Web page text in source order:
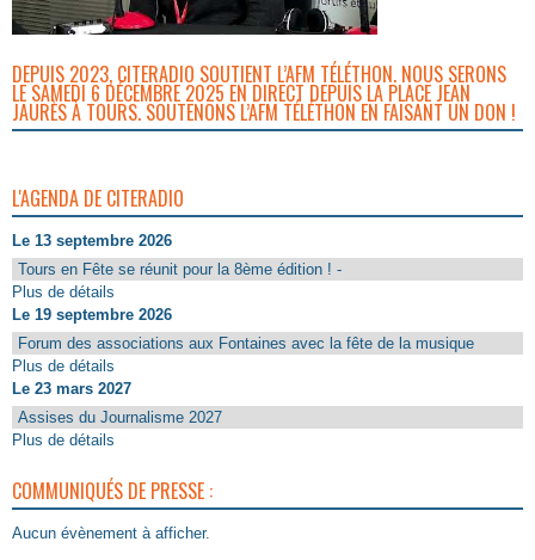
DEPUIS 2023, CITERADIO SOUTIENT L’AFM TÉLÉTHON. NOUS SERONS
LE SAMEDI 6 DÉCEMBRE 2025 EN DIRECT DEPUIS LA PLACE JEAN
JAURÈS À TOURS. SOUTENONS L’AFM TÉLÉTHON EN FAISANT UN DON !
L'AGENDA DE CITERADIO
Le 13 septembre 2026
Tours en Fête se réunit pour la 8ème édition ! -
Plus de détails
Le 19 septembre 2026
Forum des associations aux Fontaines avec la fête de la musique
Plus de détails
Le 23 mars 2027
Assises du Journalisme 2027
Plus de détails
COMMUNIQUÉS DE PRESSE :
Aucun évènement à afficher.